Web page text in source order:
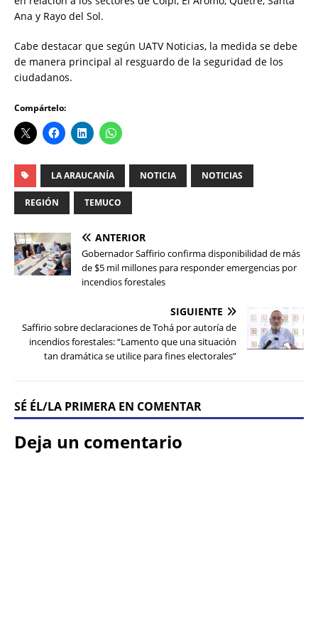
Ana y Rayo del Sol.
Cabe destacar que según UATV Noticias, la medida se debe
de manera principal al resguardo de la seguridad de los
ciudadanos.
Compártelo:
LA ARAUCANÍA NOTICIA NOTICIAS
REGIÓN TEMUCO
ANTERIOR
Gobernador Saffirio confirma disponibilidad de más
de $5 mil millones para responder emergencias por
incendios forestales
SIGUIENTE
Saffirio sobre declaraciones de Tohá por autoría de
incendios forestales: “Lamento que una situación
tan dramática se utilice para fines electorales”
SÉ ÉL/LA PRIMERA EN COMENTAR
Deja un comentario